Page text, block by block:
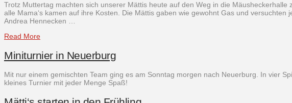
Trotz Muttertag machten sich unserer Mättis heute auf den Weg in die
alle Mama‘s kamen auf ihre Kosten. Die Mättis gaben wie gewohnt Gas und
Andrea Hennecken …
Read More
Miniturnier in Neuerburg
Mit nur einem gemischten Team ging es am Sonntag morgen nach Neuerburg. In vier
kleines Turnier mit jeder Menge Spaß!